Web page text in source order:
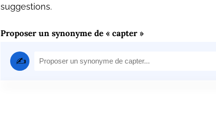
suggestions.
Proposer un synonyme de « capter »
✍️